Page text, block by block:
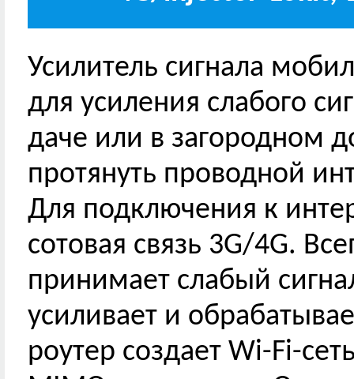
Усилитель сигнала
для усиления слабого
даче или в загородном
протянуть проводной
Для подключения к
сотовая связь 3G/4G.
принимает слабый
усиливает и
роутер создает Wi-Fi-